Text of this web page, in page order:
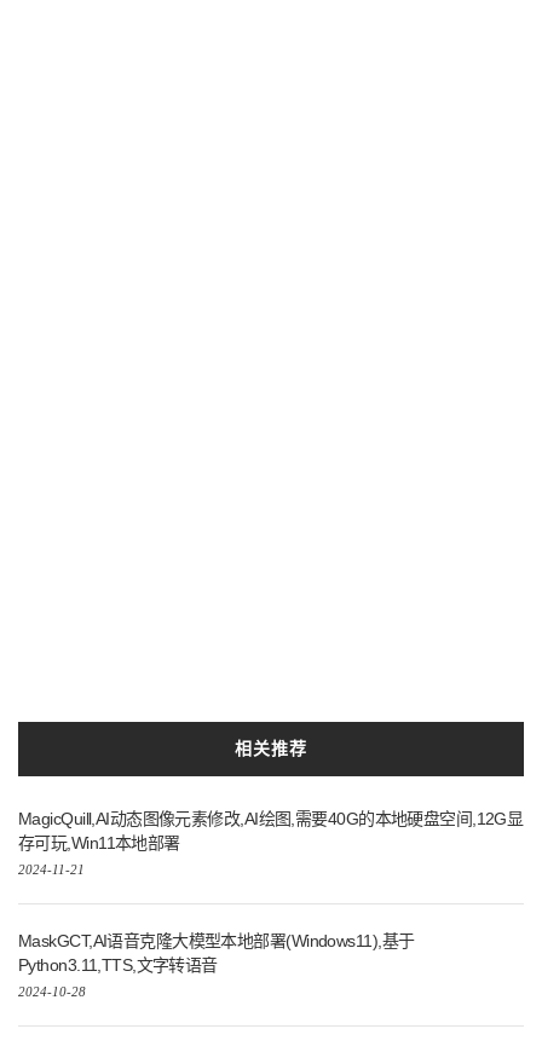
相关推荐
MagicQuill,AI动态图像元素修改,AI绘图,需要40G的本地硬盘空间,12G显
存可玩,Win11本地部署
2024-11-21
MaskGCT,AI语音克隆大模型本地部署(Windows11),基于
Python3.11,TTS,文字转语音
2024-10-28